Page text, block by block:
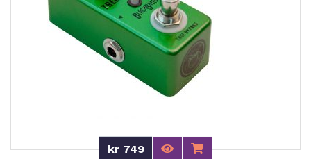
kr 749